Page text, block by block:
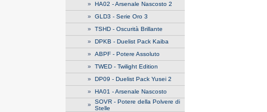
» HA02 - Arsenale Nascosto 2
» GLD3 - Serie Oro 3
» TSHD - Oscurità Brillante
» DPKB - Duelist Pack Kaiba
» ABPF - Potere Assoluto
» TWED - Twilight Edition
» DP09 - Duelist Pack Yusei 2
» HA01 - Arsenale Nascosto
» SOVR - Potere della Polvere di
Stelle